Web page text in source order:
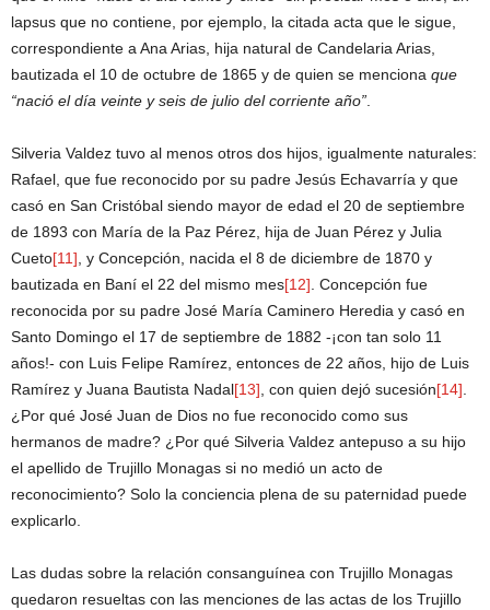
lapsus que no contiene, por ejemplo, la citada acta que le sigue,
correspondiente a Ana Arias, hija natural de Candelaria Arias,
bautizada el 10 de octubre de 1865 y de quien se menciona que
“nació el día veinte y seis de julio del corriente año”.
Silveria Valdez tuvo al menos otros dos hijos, igualmente naturales:
Rafael, que fue reconocido por su padre Jesús Echavarría y que
casó en San Cristóbal siendo mayor de edad el 20 de septiembre
de 1893 con María de la Paz Pérez, hija de Juan Pérez y Julia
Cueto[11], y Concepción, nacida el 8 de diciembre de 1870 y
bautizada en Baní el 22 del mismo mes[12]. Concepción fue
reconocida por su padre José María Caminero Heredia y casó en
Santo Domingo el 17 de septiembre de 1882 -¡con tan solo 11
años!- con Luis Felipe Ramírez, entonces de 22 años, hijo de Luis
Ramírez y Juana Bautista Nadal[13], con quien dejó sucesión[14].
¿Por qué José Juan de Dios no fue reconocido como sus
hermanos de madre? ¿Por qué Silveria Valdez antepuso a su hijo
el apellido de Trujillo Monagas si no medió un acto de
reconocimiento? Solo la conciencia plena de su paternidad puede
explicarlo.
Las dudas sobre la relación consanguínea con Trujillo Monagas
quedaron resueltas con las menciones de las actas de los Trujillo